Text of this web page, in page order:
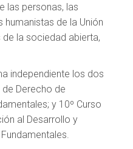
las personas, las
de la Unión
la sociedad abierta,
independiente los dos
Derecho de
y 10º Curso
al Desarrollo y